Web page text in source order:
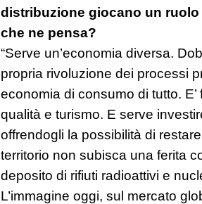
distribuzione giocano un
che ne pensa?
“Serve un’economia diversa.
propria rivoluzione dei processi
economia di consumo di tutto.
qualità e turismo. E serve
offrendogli la possibilità di
territorio non subisca una ferita
deposito di rifiuti radioattivi e
L’immagine oggi, sul mercato